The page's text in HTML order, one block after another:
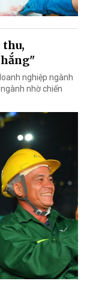
thu,
nghiệp ngành
nhờ chiến